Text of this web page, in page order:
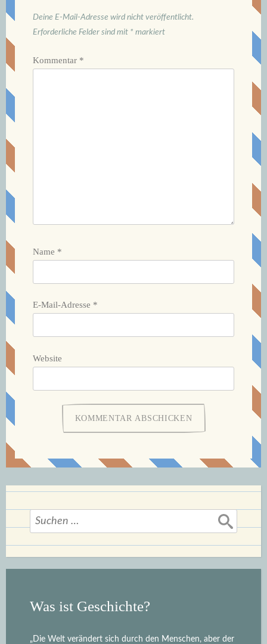
Deine E-Mail-Adresse wird nicht veröffentlicht.
Erforderliche Felder sind mit * markiert
Kommentar *
Name *
E-Mail-Adresse *
Website
Suchen
nach:
Was ist Geschichte?
„Die Welt verändert sich durch den Menschen, aber der